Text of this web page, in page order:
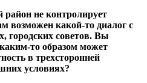
район не контролирует
возможен какой-то диалог с
городских советов. Вы
то образом может
в трехсторонней
условиях?